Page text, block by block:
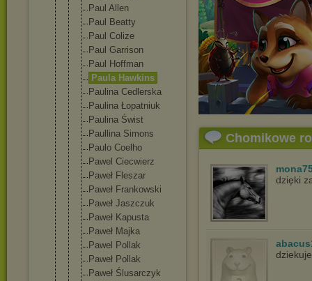
Paul Allen
Paul Beatty
Paul Colize
Paul Garrison
Paul Hoffman
Paula Hawkins
Paulina Cedlerska
Paulina Łopatniuk
Paulina Świst
Paullina Simons
Paulo Coelho
Pawel Ciecwierz
Paweł Fleszar
Paweł Frankowski
Paweł Jaszczuk
Paweł Kapusta
Paweł Majka
Pawel Pollak
Paweł Pollak
Paweł Ślusarczyk
Chomikowe
dzięki
dziekuje